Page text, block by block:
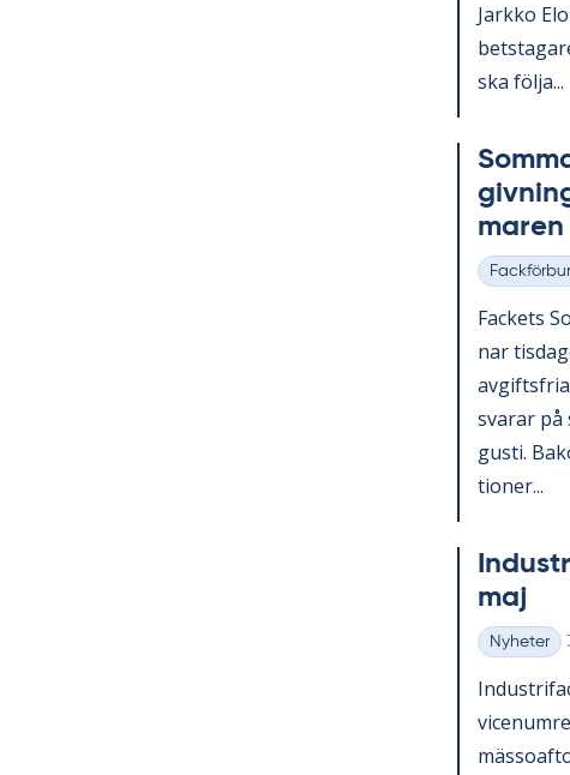
Jark­ko
ska följa...
ma­ren
Kategorier
Fac­kets
nar
sva­rar
gusti.
tio­ner...
maj
Kategorier
Nyheter